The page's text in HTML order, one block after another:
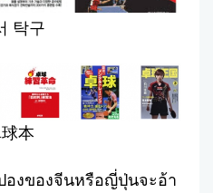
탁구
本
องของจีนหรือญี่ปุ่นจะอ้า